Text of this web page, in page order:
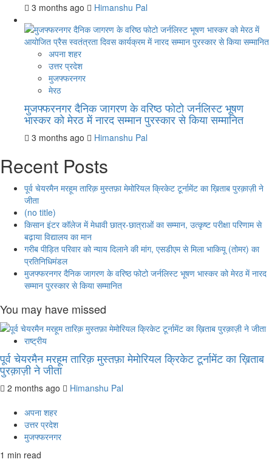
3 months ago Himanshu Pal
अपना शहर
उत्तर प्रदेश
मुजफ्फरनगर
मेरठ
मुजफ्फरनगर दैनिक जागरण के वरिष्ठ फोटो जर्नलिस्ट भूषण
भास्कर को मेरठ में नारद सम्मान पुरस्कार से किया सम्मानित
3 months ago Himanshu Pal
Recent Posts
पूर्व चेयरमैन मरहूम तारिक़ मुस्तफ़ा मेमोरियल क्रिकेट टूर्नामेंट का ख़िताब पुरक़ाज़ी ने
जीता
(no title)
किसान इंटर कॉलेज में मेधावी छात्र-छात्राओं का सम्मान, उत्कृष्ट परीक्षा परिणाम से
बढ़ाया विद्यालय का मान
गरीब पीड़ित परिवार को न्याय दिलाने की मांग, एसडीएम से मिला भाकियू (तोमर) का
प्रतिनिधिमंडल
मुजफ्फरनगर दैनिक जागरण के वरिष्ठ फोटो जर्नलिस्ट भूषण भास्कर को मेरठ में नारद
सम्मान पुरस्कार से किया सम्मानित
You may have missed
राष्ट्रीय
पूर्व चेयरमैन मरहूम तारिक़ मुस्तफ़ा मेमोरियल क्रिकेट टूर्नामेंट का ख़िताब
पुरक़ाज़ी ने जीता
2 months ago
Himanshu Pal
अपना शहर
उत्तर प्रदेश
मुजफ्फरनगर
1 min read